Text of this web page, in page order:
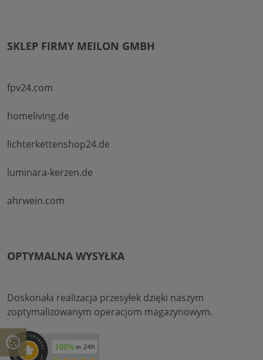
SKLEP FIRMY MEILON GMBH
fpv24.com
homeliving.de
lichterkettenshop24.de
luminara-kerzen.de
ahrwein.com
OPTYMALNA WYSYŁKA
Doskonała realizacja przesyłek dzięki naszym
zoptymalizowanym operacjom magazynowym.